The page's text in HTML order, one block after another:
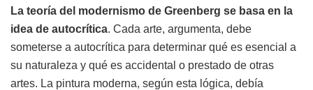
La teoría del modernismo de Greenberg se basa en la
idea de autocrítica. Cada arte, argumenta, debe
someterse a autocrítica para determinar qué es esencial a
su naturaleza y qué es accidental o prestado de otras
artes. La pintura moderna, según esta lógica, debía